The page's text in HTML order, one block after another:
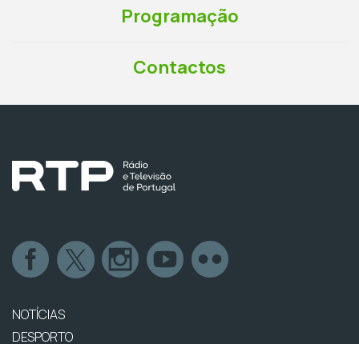
Programação
Contactos
NOTÍCIAS
DESPORTO